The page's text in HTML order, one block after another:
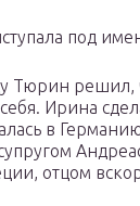
под
Тюрин решил,
Ирина
в
отцом